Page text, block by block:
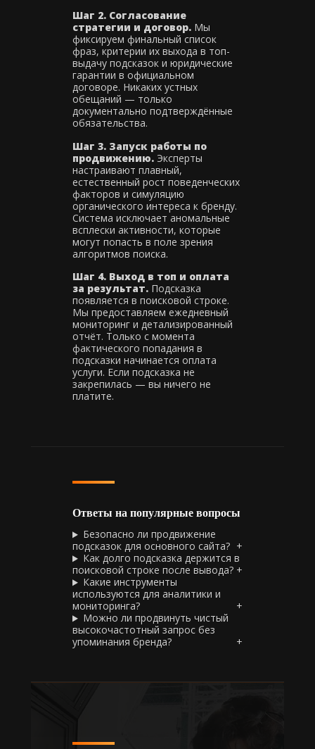
Шаг 2. Согласование
стратегии и договор. Мы
фиксируем финальный список
фраз, критерии их выхода в топ-
выдачу подсказок и юридические
гарантии в официальном
договоре. Никаких устных
обещаний — только
документально подтверждённые
обязательства.
Шаг 3. Запуск работы по
продвижению. Эксперты
настраивают плавный,
естественный рост поведенческих
факторов и симуляцию
органического интереса к бренду.
Система исключает аномальные
всплески активности, которые
могут попасть в поле зрения
алгоритмов поиска.
Шаг 4. Выход в топ и оплата
за результат. Подсказка
появляется в поисковой строке.
Мы предоставляем ежедневный
мониторинг и детализированный
отчёт. Только с момента
фактического попадания в
подсказки начинается оплата
услуги. Если подсказка не
закрепилась — вы ничего не
платите.
Ответы на популярные вопросы
Безопасно ли продвижение
подсказок для основного сайта?
Как долго подсказка держится в
поисковой строке после вывода?
Какие инструменты
используются для аналитики и
мониторинга?
Можно ли продвинуть чистый
высокочастотный запрос без
упоминания бренда?